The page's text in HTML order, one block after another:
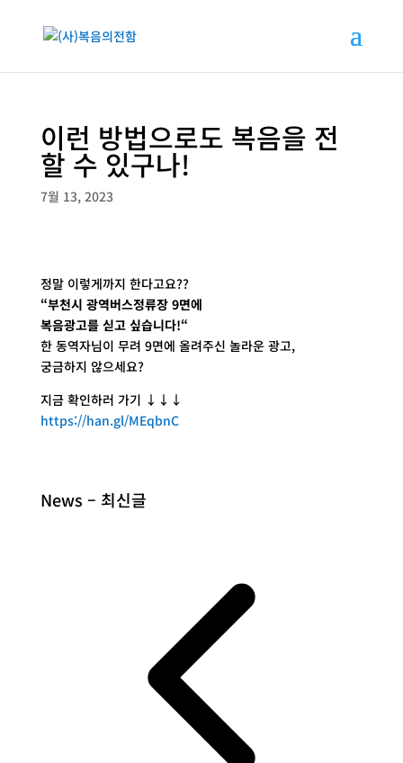
이런 방법으로도 복음을 전
할 수 있구나!
7월 13, 2023
정말 이렇게까지 한다고요??
“부천시 광역버스정류장 9면에
복음광고를 싣고 싶습니다!“
한 동역자님이 무려 9면에 올려주신 놀라운 광고,
궁금하지 않으세요?
지금 확인하러 가기 ↓↓↓
https://han.gl/MEqbnC
News – 최신글